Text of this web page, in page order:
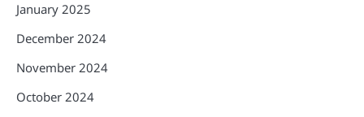
January 2025
December 2024
November 2024
October 2024